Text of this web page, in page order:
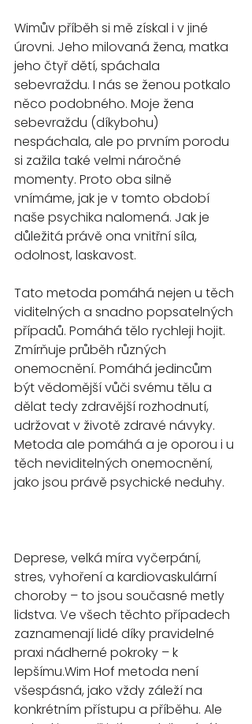
Wimův příběh si mě získal i v jiné
úrovni. Jeho milovaná žena, matka
jeho čtyř dětí, spáchala
sebevraždu. I nás se ženou potkalo
něco podobného. Moje žena
sebevraždu (díkybohu)
nespáchala, ale po prvním porodu
si zažila také velmi náročné
momenty. Proto oba silně
vnímáme, jak je v tomto období
naše psychika nalomená. Jak je
důležitá právě ona vnitřní síla,
odolnost, laskavost.
Tato metoda pomáhá nejen u těch
viditelných a snadno popsatelných
případů. Pomáhá tělo rychleji hojit.
Zmírňuje průběh různých
onemocnění. Pomáhá jedincům
být vědomější vůči svému tělu a
dělat tedy zdravější rozhodnutí,
udržovat v životě zdravé návyky.
Metoda ale pomáhá a je oporou i u
těch neviditelných onemocnění,
jako jsou právě psychické neduhy.
Deprese, velká míra vyčerpání,
stres, vyhoření a kardiovaskulární
choroby – to jsou současné metly
lidstva. Ve všech těchto případech
zaznamenají lidé díky pravidelné
praxi nádherné pokroky – k
lepšímu.Wim Hof metoda není
všespásná, jako vždy záleží na
konkrétním přístupu a příběhu. Ale